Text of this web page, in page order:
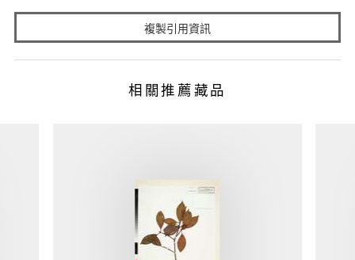
複製引用資訊
相關推薦藏品